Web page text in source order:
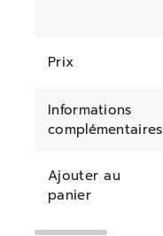
Prix
Informations
complémentaires
Ajouter au
panier